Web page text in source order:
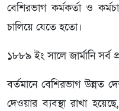
বেশিরভাগ কর্মকর্তা ও
চালিয়ে যেতে হতো।
১৮৮৯ ইং সালে জার্মানি
বর্তমানে বেশিরভাগ উন্নত
দেওয়ার ব্যবস্থা রাখা হয়েছে,